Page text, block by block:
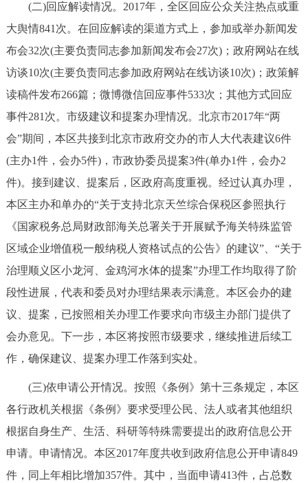
(二)回应解读情况。2017年，全区回应公众关注热点或重
大舆情841次。在回应解读的渠道方式上，参加或举办新闻发
布会32次(主要负责同志参加新闻发布会27次)；政府网站在线
访谈10次(主要负责同志参加政府网站在线访谈10次)；政策解
读稿件发布266篇；微博微信回应事件533次；其他方式回应
事件281次。市级建议和提案办理情况。北京市2017年“两
会”期间，本区共接到北京市政府交办的市人大代表建议6件
(主办1件，会办5件)，市政协委员提案3件(单办1件，会办2
件)。接到建议、提案后，区政府高度重视。经过认真办理，
本区主办和单办的“关于支持北京天竺综合保税区参照执行
《国家税务总局财政部海关总署关于开展赋予海关特殊监管
区域企业增值税一般纳税人资格试点的公告》的建议”、“关于
治理顺义区小龙河、金鸡河水体的提案”办理工作均取得了阶
段性进展，代表和委员对办理结果表示满意。本区会办的建
议、提案，已按照相关办理工作要求向市级主办部门提供了
会办意见。下一步，本区将按照市级要求，继续推进后续工
作，确保建议、提案办理工作落到实处。
(三)依申请公开情况。按照《条例》第十三条规定，本区
各行政机关根据《条例》要求受理公民、法人或者其他组织
根据自身生产、生活、科研等特殊需要提出的政府信息公开
申请。申请情况。本区2017年度共收到政府信息公开申请849
件，同上年相比增加357件。其中，当面申请413件，占总数